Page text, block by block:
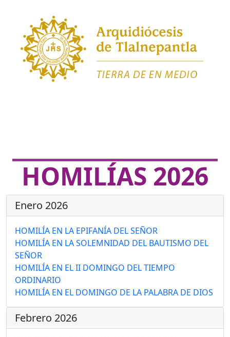
HOMILÍAS 2026
Enero 2026
HOMILÍA EN LA EPIFANÍA DEL SEÑOR
HOMILÍA EN LA SOLEMNIDAD DEL BAUTISMO DEL
SEÑOR
HOMILÍA EN EL II DOMINGO DEL TIEMPO
ORDINARIO
HOMILÍA EN EL DOMINGO DE LA PALABRA DE DIOS
Febrero 2026